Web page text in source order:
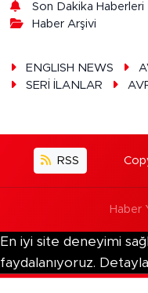
Son Dakika Haberleri
Haber Arşivi
ENGLISH NEWS
SERİ İLANLAR
RSS
Haber
En iyi site deneyimi
faydalanıyoruz.